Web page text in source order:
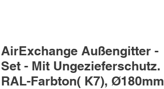
AirExchange Außengitter -
Set - Mit Ungezieferschutz.
RAL-Farbton( K7), Ø180mm